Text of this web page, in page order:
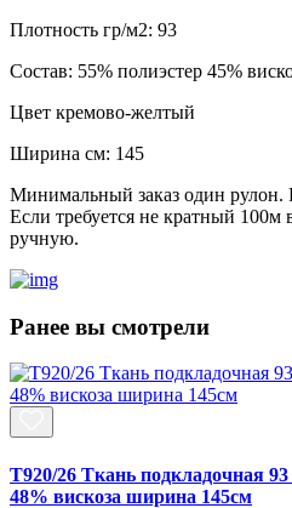
Плотность гр/м2: 93
Состав: 55% полиэстер 45%
Цвет кремово-желтый
Ширина см: 145
Минимальный заказ один рулон.
Если требуется не кратный 100м
ручную.
Ранее вы смотрели
T920/26 Ткань подкладочная
48% вискоза ширина 145см